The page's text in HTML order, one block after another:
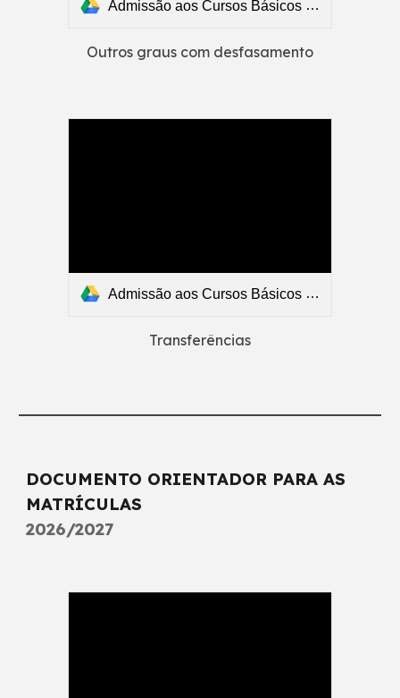
Admissão aos Cursos Básicos - 2026/2027 - Resultados - Outros graus - com desfasamento.pdf
Outros graus com desfasamento
Admissão aos Cursos Básicos - 2026/2027 - Resultados - Transferências.pdf
Transferências
DOCUMENTO ORIENTADOR PARA AS
MATRÍCULAS
2026/2027